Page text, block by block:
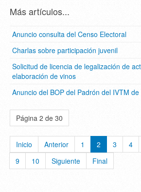
Más artículos...
Anuncio consulta del Censo Electoral
Charlas sobre participación juvenil
Solicitud de licencia de legalización de
elaboración de vinos
Anuncio del BOP del Padrón del IVTM
Página 2 de 30
Inicio Anterior 1 2 3 4
9
10 Siguiente Final